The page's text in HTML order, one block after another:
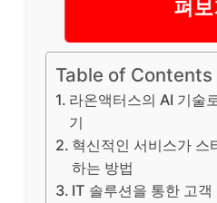
펴보
Table of Contents
라온액터스의 AI 기술
기
혁신적인 서비스가 스
하는 방법
IT 솔루션을 통한 고